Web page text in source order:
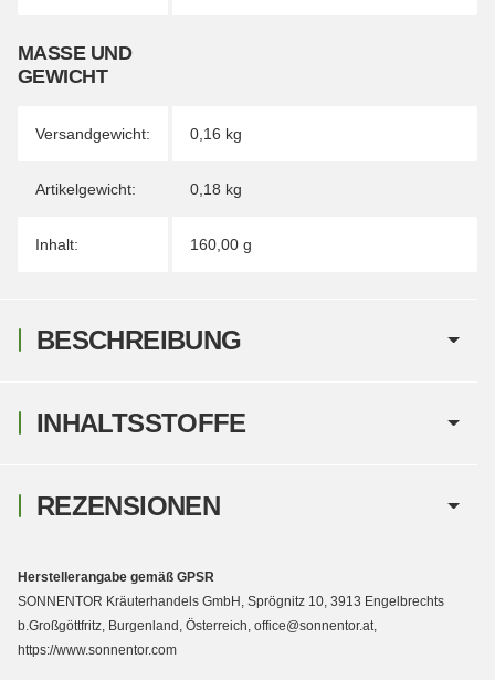
MASSE UND G
EWICHT
Versandgewicht: 0,16 kg
Artikelgewicht: 0,18 kg
Inhalt: 160,00 g
BESCHREIBUNG
INHALTSSTOFFE
REZENSIONEN
Herstellerangabe gemäß GPSR
SONNENTOR Kräuterhandels GmbH, Sprögnitz 10, 3913 Engelbrechts
b.Großgöttfritz, Burgenland, Österreich, office@sonnentor.at,
https://www.sonnentor.com